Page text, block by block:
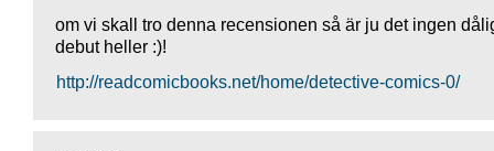
om vi skall tro denna recensionen så är ju det ingen
debut heller :)!
http://readcomicbooks.net/home/detective-comics-0/